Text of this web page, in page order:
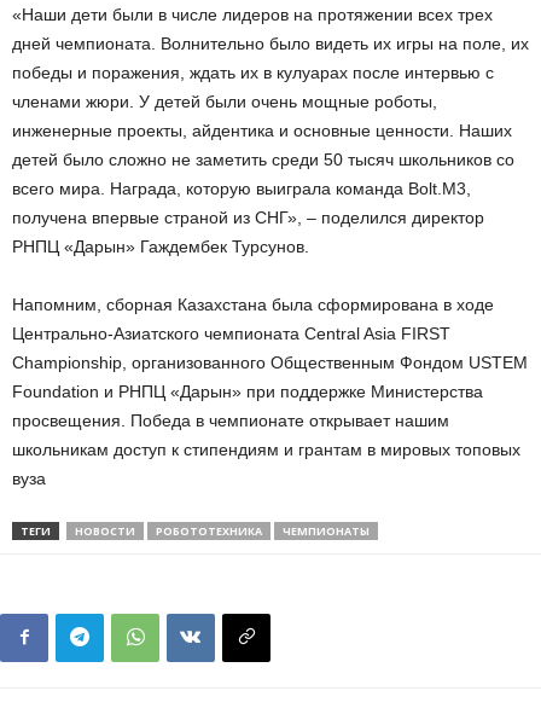
«Наши дети были в числе лидеров на протяжении всех трех
дней чемпионата. Волнительно было видеть их игры на поле, их
победы и поражения, ждать их в кулуарах после интервью с
членами жюри. У детей были очень мощные роботы,
инженерные проекты, айдентика и основные ценности. Наших
детей было сложно не заметить среди 50 тысяч школьников со
всего мира. Награда, которую выиграла команда Bolt.M3,
получена впервые страной из СНГ», – поделился директор
РНПЦ «Дарын» Гаждембек Турсунов.
Напомним, сборная Казахстана была сформирована в ходе
Центрально-Азиатского чемпионата Central Asia FIRST
Championship, организованного Общественным Фондом USTEM
Foundation и РНПЦ «Дарын» при поддержке Министерства
просвещения. Победа в чемпионате открывает нашим
школьникам доступ к стипендиям и грантам в мировых топовых
вуза
ТЕГИ НОВОСТИ РОБОТОТЕХНИКА ЧЕМПИОНАТЫ